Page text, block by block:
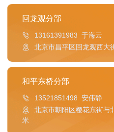
回龙观分部
13161391983 于海云
北京市昌平区回龙观西大
和平东桥分部
13521851498 安伟静
北京市朝阳区樱花东街与
米